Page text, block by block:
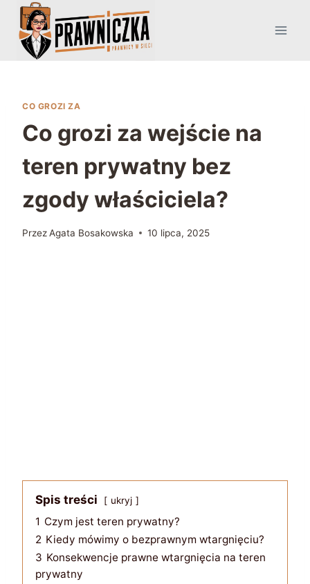
Przejdź
treści
CO GROZI ZA
Co grozi za wejście na
teren prywatny bez
zgody właściciela?
PrzezAgata Bosakowska 10 lipca, 2025
Spis treści ukryj
1 Czym jest teren prywatny?
2 Kiedy mówimy o bezprawnym wtargnięciu?
3 Konsekwencje prawne wtargnięcia na teren
prywatny